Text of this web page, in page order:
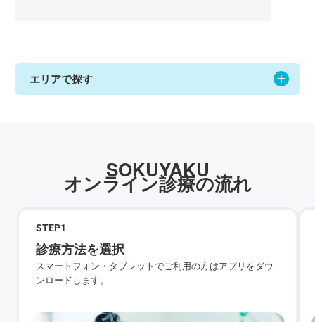
エリアで探す
SOKUYAKU
オンライン診療の流れ
STEP1
診療方法を選択
スマートフォン・タブレットでご利用の方はアプリをダウ
ンロードします。